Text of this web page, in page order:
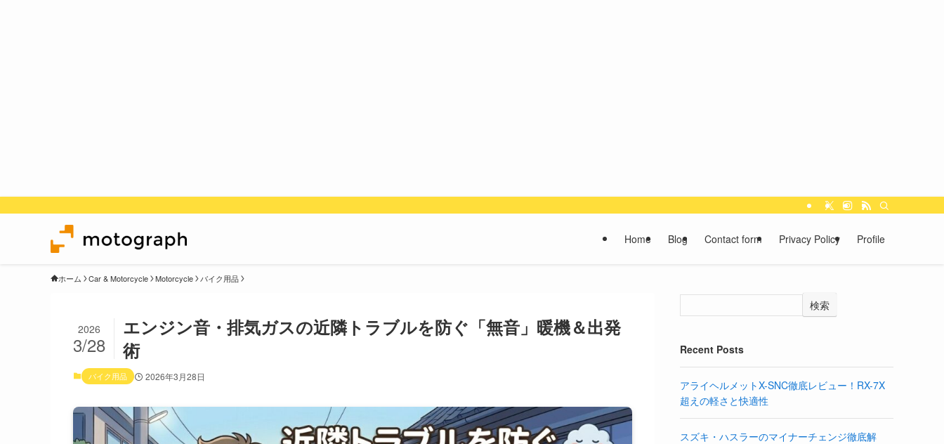
Home Blog Contact form Privacy Policy Profile
ホーム Car & Motorcycle Motorcycle バイク用品
エンジン音・排気ガスの近隣トラブルを防ぐ「無音」暖機＆出発
術
2026
3/28
バイク用品 2026年3月28日
検索
Recent Posts
アライヘルメットX-SNC徹底レビュー！RX-7X
超えの軽さと快適性
スズキ・ハスラーのマイナーチェンジ徹底解